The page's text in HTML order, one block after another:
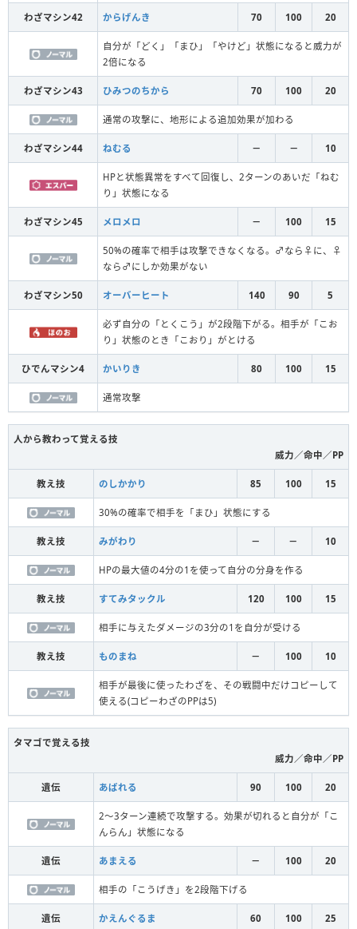
わざマシン42 からげんき 70 100 20
自分が「どく」「まひ」「やけど」状態になると威力が
2倍になる
わざマシン43 ひみつのちから 70 100 20
通常の攻撃に、地形による追加効果が加わる
わざマシン44 ねむる － － 10
HPと状態異常をすべて回復し、2ターンのあいだ「ねむ
り」状態になる
わざマシン45 メロメロ － 100 15
50%の確率で相手は攻撃できなくなる。♂なら♀に、♀
なら♂にしか効果がない
わざマシン50 オーバーヒート 140 90 5
必ず自分の「とくこう」が2段階下がる。相手が「こお
り」状態のとき「こおり」がとける
ひでんマシン4 かいりき 80 100 15
通常攻撃
人から教わって覚える技
威力／命中／PP
教え技 のしかかり 85 100 15
30%の確率で相手を「まひ」状態にする
教え技 みがわり － － 10
HPの最大値の4分の1を使って自分の分身を作る
教え技 すてみタックル 120 100 15
相手に与えたダメージの3分の1を自分が受ける
教え技 ものまね － 100 10
相手が最後に使ったわざを、その戦闘中だけコピーして
使える(コピーわざのPPは5)
タマゴで覚える技
威力／命中／PP
遺伝 あばれる 90 100 20
2～3ターン連続で攻撃する。効果が切れると自分が「こ
んらん」状態になる
遺伝 あまえる － 100 20
相手の「こうげき」を2段階下げる
遺伝 かえんぐるま 60 100 25